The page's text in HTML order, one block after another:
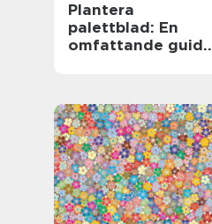
Plantera
palettblad: En
omfattande guide